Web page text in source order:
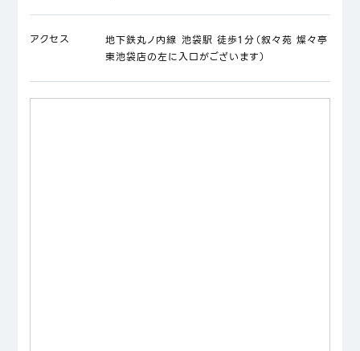
アクセス
地下鉄丸ノ内線 池袋駅 徒歩1分（叙々苑 燦々亭
東池袋店の左に入口がございます）